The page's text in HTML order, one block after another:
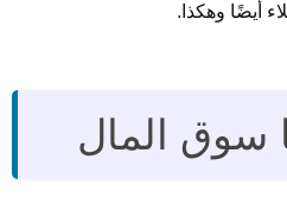
أيضًا وهكذا.
سوق المال